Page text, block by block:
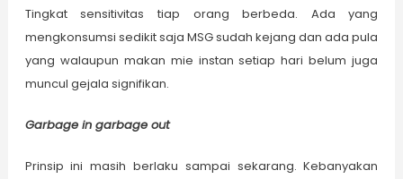
Tingkat sensitivitas tiap orang berbeda. Ada yang
mengkonsumsi sedikit saja MSG sudah kejang dan ada pula
yang walaupun makan mie instan setiap hari belum juga
muncul gejala signifikan.
Garbage in garbage out
Prinsip ini masih berlaku sampai sekarang. Kebanyakan